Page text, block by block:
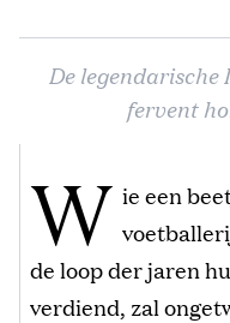
De
fervent
W ie een
de loop der jaren
verdiend, zal